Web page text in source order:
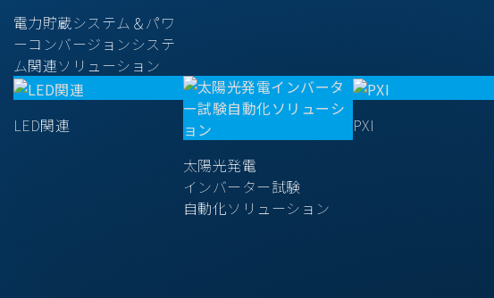
電力貯蔵システム＆パワ
ーコンバージョンシステ
ム関連ソリューション
LED関連
太陽光発電
インバーター試験
自動化ソリューション
PXI